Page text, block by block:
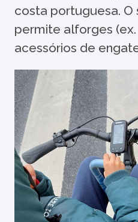
costa portuguesa.
permite alforges
acessórios de